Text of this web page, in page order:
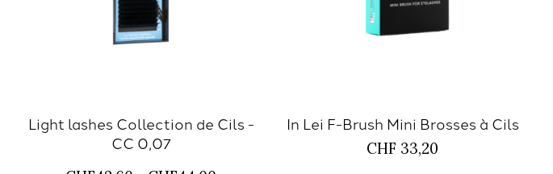
Light lashes Collection de Cils -
CC 0,07
In Lei F-Brush Mini Brosses à Cils
CHF 33,20